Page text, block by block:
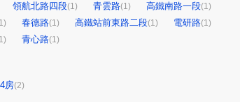
領航北路四段(1) 青雲路(1) 高鐵南路一段(1)
春德路(1) 高鐵站前東路二段(1) 電研路(1)
青心路(1)
4房(2)